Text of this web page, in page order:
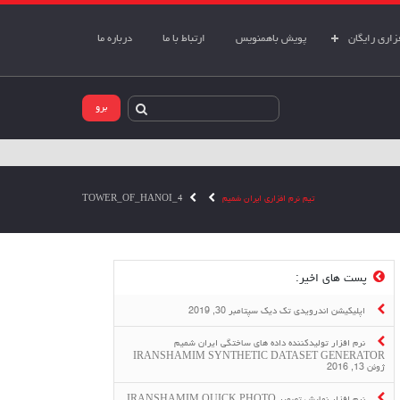
رایگان پویش باهمنویس ارتباط با ما درباره ما
تیم نرم افزاری ایران شمیم
پست های اخیر:
اپلیکیشن اندرویدی تک دیک سپتامبر 30, 2019
نرم افزار تولیدکننده داده های ساختگی ایران شمیم
IRANSHAMIM SYNTHETIC DATASET GENERATOR
ژوئن 13, 2016